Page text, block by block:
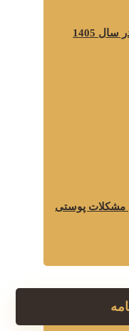
1405
مشکلات پوستی